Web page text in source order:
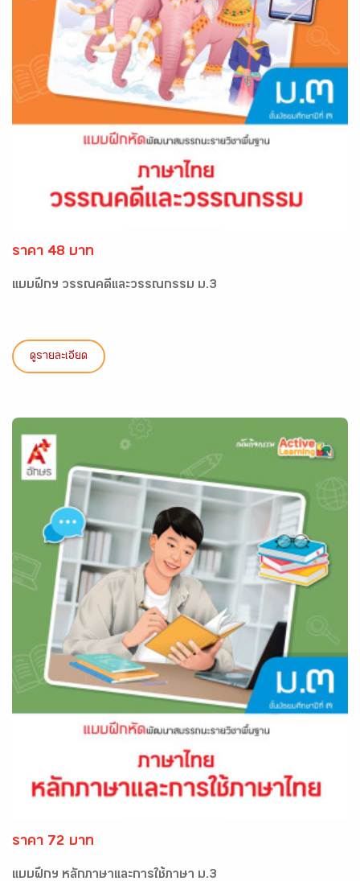
ราคา 48 บาท
แบบฝึกฯ วรรณคดีและวรรณกรรม ม.3
ดูรายละเอียด
ราคา 72 บาท
แบบฝึกฯ หลักภาษาและการใช้ภาษา ม.3